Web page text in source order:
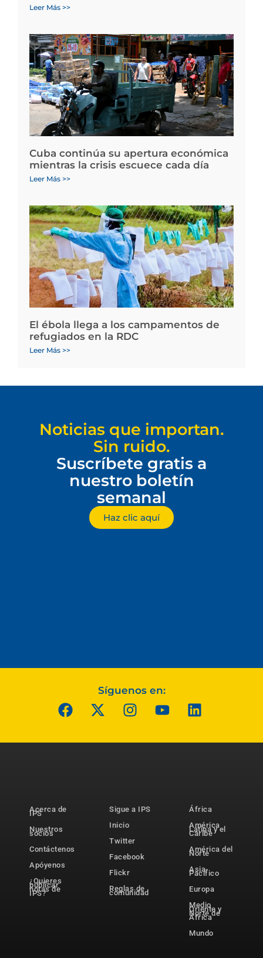
Leer Más >>
Cuba continúa su apertura económica
mientras la crisis escuece cada día
Leer Más >>
El ébola llega a los campamentos de
refugiados en la RDC
Leer Más >>
Noticias que importan.
Sin ruido.
Suscríbete gratis a
nuestro boletín
semanal
Haz clic aquí
Síguenos en:
Acerca de
IPS
Nuestros
socios
Contáctenos
Apóyenos
¿Quieres
publicar
notas de
IPS?
Sigue a IPS
Inicio
Twitter
Facebook
Flickr
Reglas de
comunidad
África
América
Latina y el
Caribe
América del
Norte
Asia-
Pacífico
Europa
Medio
Oriente y
Norte de
África
Mundo